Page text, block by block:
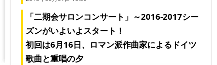
「二期会サロンコンサート」～2016-2017シー
ズンがいよいよスタート！
初回は6月16日、ロマン派作曲家によるドイツ
歌曲と重唱の夕